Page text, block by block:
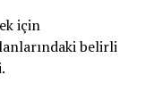
için
belirli